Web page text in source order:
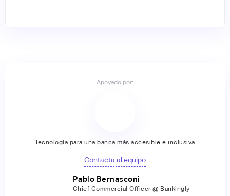
Apoyado por:
Tecnología para una banca más accesible e inclusiva
Contacta al equipo
Pablo Bernasconi
Chief Commercial Officer @ Bankingly